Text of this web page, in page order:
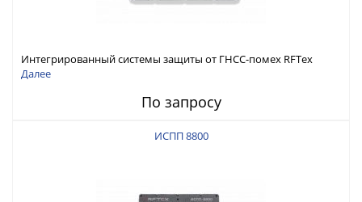
Интегрированный системы защиты от ГНСС-помех RFТех
ИСПП 8900
Далее
По запросу
ИСПП 8800